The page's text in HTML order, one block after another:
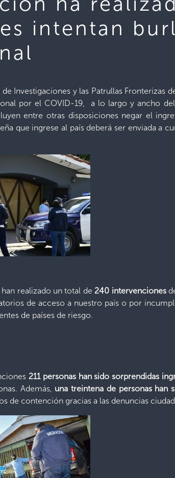
intentan
Investigaciones y las Patrullas
por el COVID-19, a lo largo y ancho
entre otras disposiciones negar el
que ingrese al país deberá ser enviada a
realizado un total de 240 intervenciones
de acceso a nuestro país o por
de países de riesgo.
211 personas han sido sorprendidas
Además, una treintena de personas han
de contención gracias a las denuncias